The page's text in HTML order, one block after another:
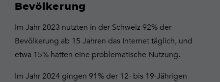
Bevölkerung
Im Jahr 2023 nutzten in der Schweiz 92% der
Bevölkerung ab 15 Jahren das Internet täglich, und
etwa 15% hatten eine problematische Nutzung.
Im Jahr 2024 gingen 91% der 12- bis 19-Jährigen